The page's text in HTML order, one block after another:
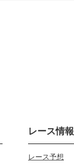
レース情報
レース予想